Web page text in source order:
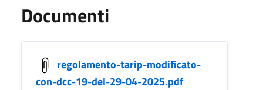
Documenti
regolamento-tarip-modificato-
con-dcc-19-del-29-04-2025.pdf